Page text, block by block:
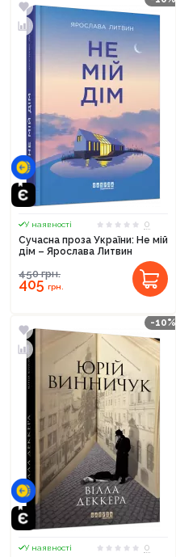
У наявності
0
Сучасна проза України: Не мій
дім – Ярослава Литвин
450грн.
405грн.
-10%
У наявності
0